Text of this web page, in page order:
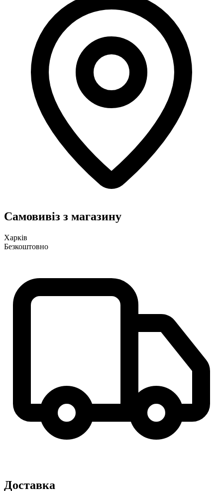
Самовивіз з магазину
Харків
Безкоштовно
Доставка